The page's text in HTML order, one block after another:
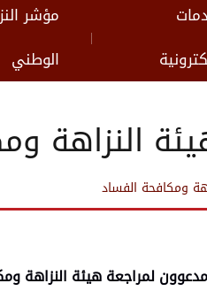
|
مؤشر
الوطني
النزاهة
ومكافحة الفساد
مدعوون لمراجعة هيئة النزاهة